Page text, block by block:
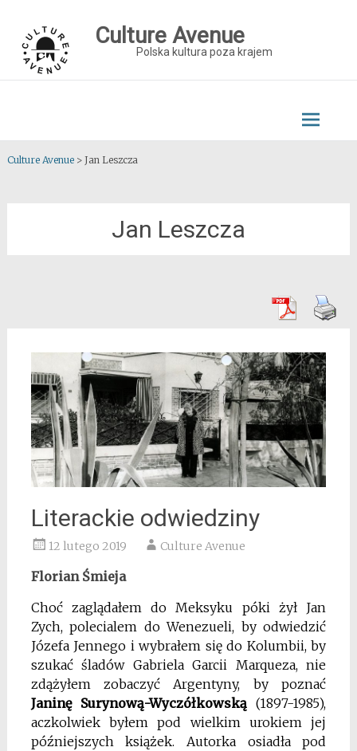
content
Culture Avenue
Polska kultura poza krajem
Culture Avenue> Jan Leszcza
Jan Leszcza
Literackie odwiedziny
12 lutego 2019 Culture Avenue
Florian Śmieja
Choć zaglądałem do Meksyku póki żył Jan
Zych, polecialem do Wenezueli, by odwiedzić
Józefa Jennego i wybrałem się do Kolumbii, by
szukać śladów Gabriela Garcii Marqueza, nie
zdążyłem zobaczyć Argentyny, by poznać
Janinę Surynową-Wyczółkowską (1897-1985),
aczkolwiek byłem pod wielkim urokiem jej
późniejszych książek. Autorka osiadła pod